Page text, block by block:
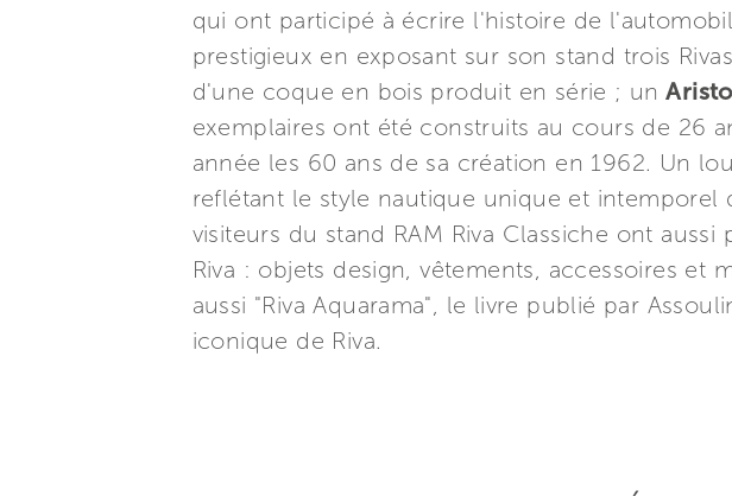
qui ont participé à écrire l'histoire de
prestigieux en exposant sur son stand trois
d'une coque en bois produit en série ; un
exemplaires ont été construits au cours de 26
année les 60 ans de sa création en 1962. Un
reflétant le style nautique unique et intemporel
visiteurs du stand RAM Riva Classiche ont
Riva : objets design, vêtements, accessoires
aussi "Riva Aquarama", le livre publié par
iconique de Riva.